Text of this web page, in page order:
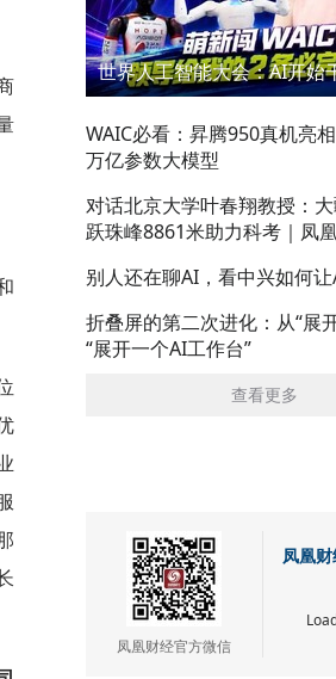
WAIC必看：昇腾950真机亮
万亿参数大模型
对话北京大学叶春翔教授：
跃珠峰8861米助力科考｜凤
别人还在聊AI，看中兴如何让
折叠屏的第二次进化：从“展
“展开一个AI工作台”
查看更多
凤凰财经官方微信
凤凰财